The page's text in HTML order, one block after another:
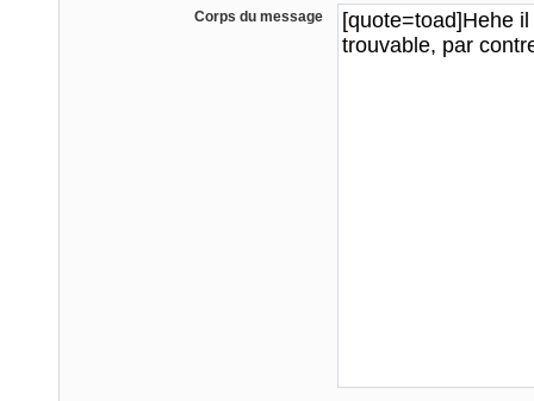
Corps du message